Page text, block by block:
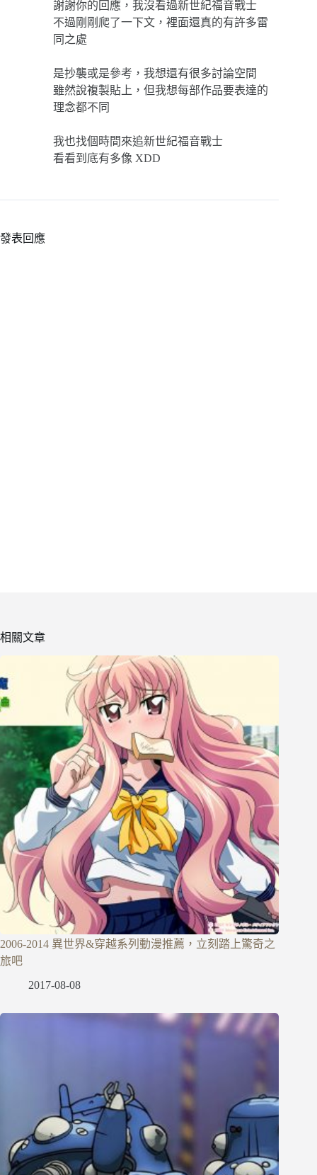
謝謝你的回應，我沒看過新世紀福音戰士
不過剛剛爬了一下文，裡面還真的有許多雷
同之處
是抄襲或是參考，我想還有很多討論空間
雖然說複製貼上，但我想每部作品要表達的
理念都不同
我也找個時間來追新世紀福音戰士
看看到底有多像 XDD
發表回應
相關文章
2006-2014 異世界&穿越系列動漫推薦，立刻踏上驚奇之
旅吧
2017-08-08